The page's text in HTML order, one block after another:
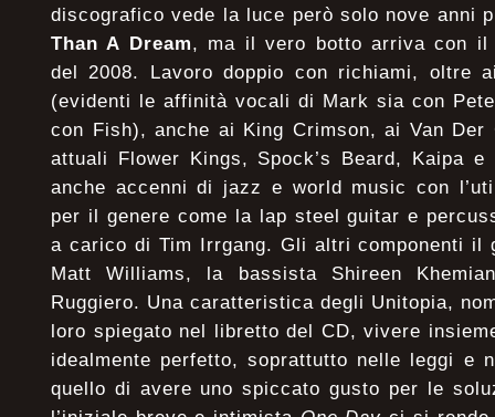
discografico vede la luce però solo nove anni
Than A Dream, ma il vero botto arriva con il
del 2008. Lavoro doppio con richiami, oltre
(evidenti le affinità vocali di Mark sia con
con Fish), anche ai King Crimson, ai Van
attuali Flower Kings, Spock’s Beard, Kaipa
anche accenni di jazz e world music con
per il genere come la lap steel guitar e
a carico di Tim Irrgang. Gli altri componenti il
Matt Williams, la bassista Shireen
Ruggiero. Una caratteristica degli Unitopia,
loro spiegato nel libretto del CD, vivere
idealmente perfetto, soprattutto nelle leggi e
quello di avere uno spiccato gusto per le